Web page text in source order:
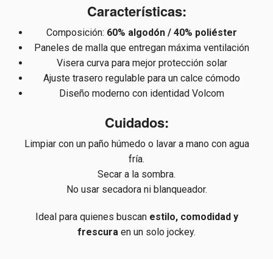
Características:
Composición: 60% algodón / 40% poliéster
Paneles de malla que entregan máxima ventilación
Visera curva para mejor protección solar
Ajuste trasero regulable para un calce cómodo
Diseño moderno con identidad Volcom
Cuidados:
Limpiar con un paño húmedo o lavar a mano con agua
fría.
Secar a la sombra.
No usar secadora ni blanqueador.
Ideal para quienes buscan estilo, comodidad y
frescura en un solo jockey.